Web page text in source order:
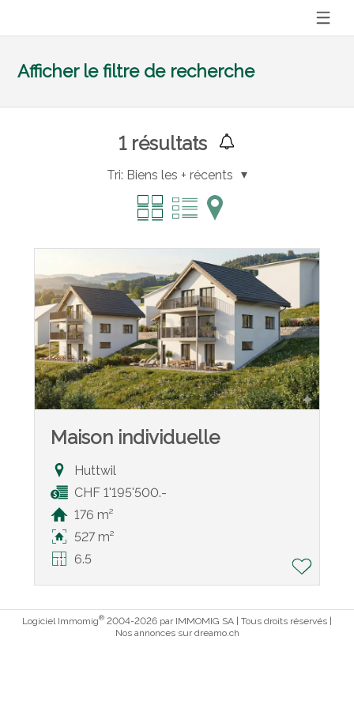
Afficher le filtre de recherche
1résultats
Tri: Biens les + récents
Maison individuelle
Huttwil
CHF 1'195'500.-
176 m²
527 m²
6.5
Logiciel Immomig® 2004-2026 par IMMOMIG SA | Tous droits réservés |
Nos annonces surdreamo.ch